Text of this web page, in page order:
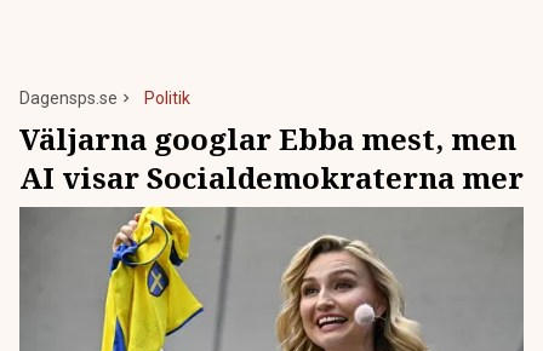
Dagensps.se Politik
Väljarna googlar Ebba mest, men
AI visar Socialdemokraterna mer